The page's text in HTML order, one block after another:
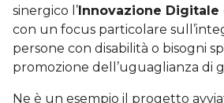
sinergico l’Innovazione Digitale
con un focus particolare
persone con disabilità o bisogni
promozione dell’uguaglianza di
Ne è un esempio il progetto